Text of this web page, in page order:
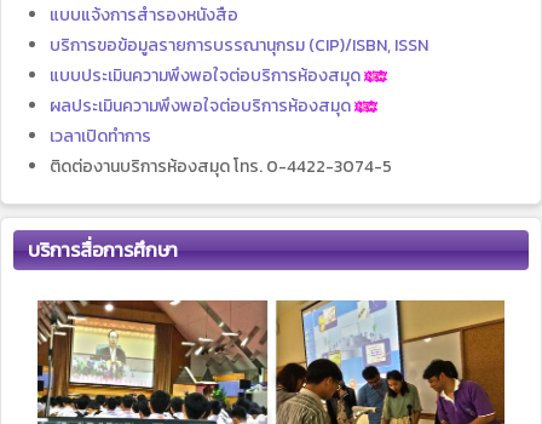
แบบแจ้งการสำรองหนังสือ
บริการขอข้อมูลรายการบรรณานุกรม (CIP)/ISBN, ISSN
แบบประเมินความพึงพอใจต่อบริการห้องสมุด
ผลประเมินความพึงพอใจต่อบริการห้องสมุด
เวลาเปิดทำการ
ติดต่องานบริการห้องสมุด โทร. 0-4422-3074-5
บริการสื่อการศึกษา